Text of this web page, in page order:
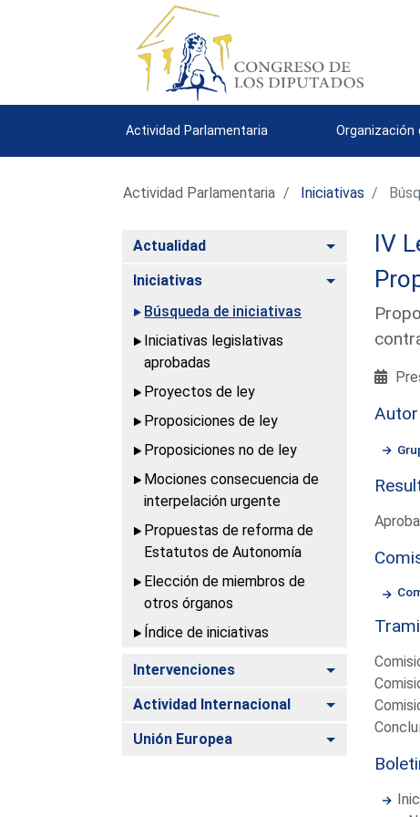
Actividad Parlamentaria Organización
Actividad Parlamentaria Iniciativas
Actualidad Alternar
Iniciativas
Alternar
Búsqueda de iniciativas
Iniciativas legislativas
aprobadas
Proyectos de ley
Proposiciones de ley
Proposiciones no de ley
Mociones consecuencia de
interpelación urgente
Propuestas de reforma de
Estatutos de Autonomía
Elección de miembros de
otros órganos
Índice de iniciativas
Intervenciones Alternar
Actividad Internacional Alternar
Unión Europea Alternar
IV
Autor